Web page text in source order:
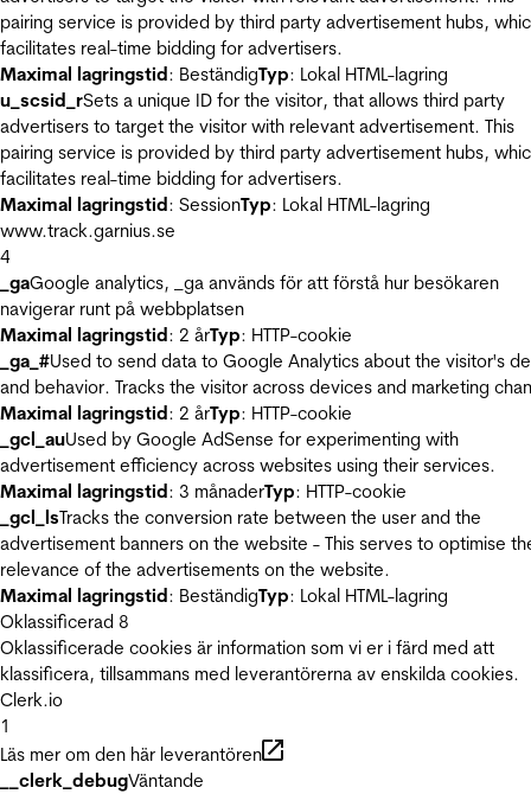
pairing service is provided by third party advertisement hubs,
facilitates real-time bidding for advertisers.
Maximal lagringstid: BeständigTyp: Lokal HTML-lagring
u_scsid_rSets a unique ID for the visitor, that allows third party
advertisers to target the visitor with relevant advertisement. This
pairing service is provided by third party advertisement hubs,
facilitates real-time bidding for advertisers.
Maximal lagringstid: SessionTyp: Lokal HTML-lagring
www.track.garnius.se
4
_gaGoogle analytics, _ga används för att förstå hur besökaren
navigerar runt på webbplatsen
Maximal lagringstid: 2 årTyp: HTTP-cookie
_ga_#Used to send data to Google Analytics about the visitor's
and behavior. Tracks the visitor across devices and marketing
Maximal lagringstid: 2 årTyp: HTTP-cookie
_gcl_auUsed by Google AdSense for experimenting with
advertisement efficiency across websites using their services.
Maximal lagringstid: 3 månaderTyp: HTTP-cookie
_gcl_lsTracks the conversion rate between the user and the
advertisement banners on the website - This serves to optimise
relevance of the advertisements on the website.
Maximal lagringstid: BeständigTyp: Lokal HTML-lagring
Oklassificerad 8
Oklassificerade cookies är information som vi er i färd med att
klassificera, tillsammans med leverantörerna av enskilda cookies.
Clerk.io
1
Läs mer om den här leverantören
__clerk_debugVäntande